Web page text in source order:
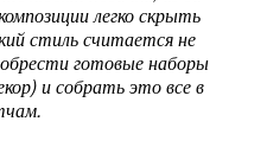
легко скрыть
стиль считается не
готовые наборы
и собрать это все в